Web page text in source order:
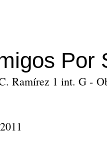
Por
Ramírez 1 int. G -